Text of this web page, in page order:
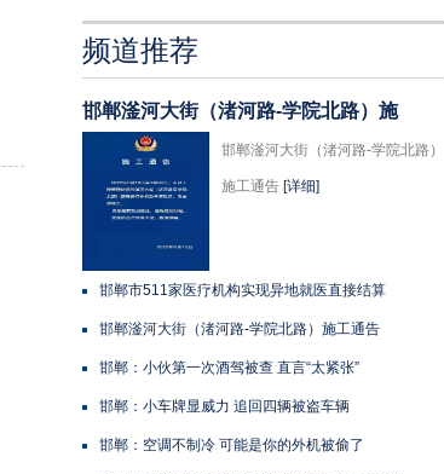
频道推荐
邯郸滏河大街（渚河路-学院北路）施
邯郸滏河大街（渚河路-学院北路）
施工通告 [详细]
邯郸市511家医疗机构实现异地就医直接结算
邯郸滏河大街（渚河路-学院北路）施工通告
邯郸：小伙第一次酒驾被查 直言“太紧张”
邯郸：小车牌显威力 追回四辆被盗车辆
邯郸：空调不制冷 可能是你的外机被偷了